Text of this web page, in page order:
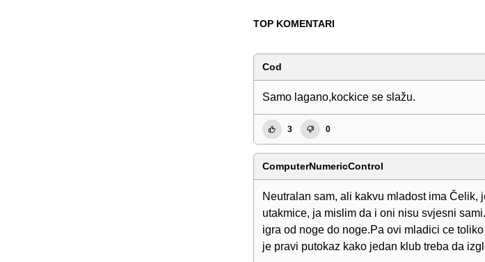
TOP KOMENTARI
Cod
Samo lagano,kockice se slažu.
3 0
ComputerNumericControl
Neutralan sam, ali kakvu mladost ima Čelik,
utakmice, ja mislim da i oni nisu svjesni
igra od noge do noge.Pa ovi mladici ce
je pravi putokaz kako jedan klub treba da